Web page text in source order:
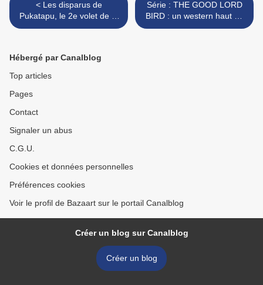
< Les disparus de
Pukatapu, le 2e volet de la
saga azur noir de Patrice
Série : THE GOOD LORD
BIRD : un western haut en
couleur ! >
Hébergé par Canalblog
Top articles
Pages
Contact
Signaler un abus
C.G.U.
Cookies et données personnelles
Préférences cookies
Voir le profil de Bazaart sur le portail Canalblog
Créer un blog sur Canalblog
Créer un blog